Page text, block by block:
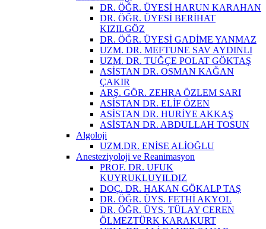
DR. ÖĞR. ÜYESİ HARUN KARAHAN
DR. ÖĞR. ÜYESİ BERİHAT
KIZILGÖZ
DR. ÖĞR. ÜYESİ GADİME YANMAZ
UZM. DR. MEFTUNE SAV AYDINLI
UZM. DR. TUĞÇE POLAT GÖKTAŞ
ASİSTAN DR. OSMAN KAĞAN
ÇAKIR
ARŞ. GÖR. ZEHRA ÖZLEM SARI
ASİSTAN DR. ELİF ÖZEN
ASİSTAN DR. HURİYE AKKAŞ
ASİSTAN DR. ABDULLAH TOSUN
Algoloji
UZM.DR. ENİSE ALİOĞLU
Anesteziyoloji ve Reanimasyon
PROF. DR. UFUK
KUYRUKLUYILDIZ
DOÇ. DR. HAKAN GÖKALP TAŞ
DR. ÖĞR. ÜYS. FETHİ AKYOL
DR. ÖĞR. ÜYS. TÜLAY CEREN
ÖLMEZTÜRK KARAKURT